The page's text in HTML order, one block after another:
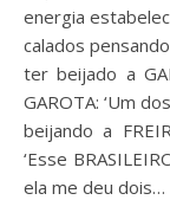
energia
calados
ter beijado a
GAROTA: ‘Um
beijando a
‘Esse
ela me deu dois…